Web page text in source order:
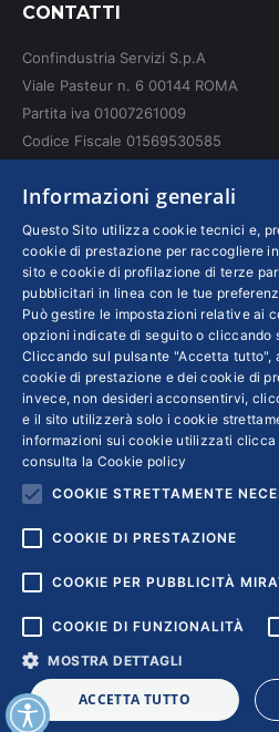
opens
new
window
opens
in
new
window
opens
in
window
CONTATTI
Confindustria Servizi S.p.A
Viale Pasteur n. 6 00144 ROMA
Partita iva 01007261009
Codice Fiscale 01569530585
INFO LEGALI
Colophon editoriali
Disclaimer
Privacy
Coordinate Bancarie
Copyright © 2018 |
Informazioni generali
Questo Sito utilizza cookie tecnici e,
cookie di prestazione per raccogliere
sito e cookie di profilazione di terze
pubblicitari in linea con le tue
Può gestire le impostazioni relative ai
opzioni indicate di seguito o cliccando
Cliccando sul pulsante "Accetta
cookie di prestazione e dei cookie di
invece, non desideri acconsentirvi,
e il sito utilizzerà solo i cookie
informazioni sui cookie utilizzati clicca
consulta la Cookie policy
COOKIE STRETTAMENTE
COOKIE DI PRESTAZIONE
COOKIE PER PUBBLICITÀ
COOKIE DI FUNZIONALITÀ
MOSTRA DETTAGLI
ACCETTA TUTTO